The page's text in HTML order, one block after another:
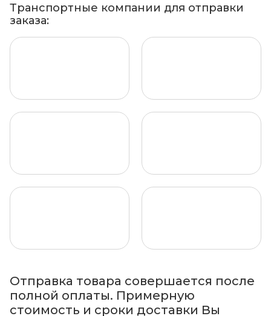
Транспортные компании для отправки
заказа:
Отправка товара совершается после
полной оплаты. Примерную
стоимость и сроки доставки Вы